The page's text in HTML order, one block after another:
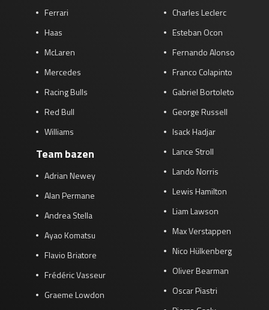
Ferrari
Haas
McLaren
Mercedes
Racing Bulls
Red Bull
Williams
Team bazen
Adrian Newey
Alan Permane
Andrea Stella
Ayao Komatsu
Flavio Briatore
Frédéric Vasseur
Graeme Lowdon
Charles Leclerc
Esteban Ocon
Fernando Alonso
Franco Colapinto
Gabriel Bortoleto
George Russell
Isack Hadjar
Lance Stroll
Lando Norris
Lewis Hamilton
Liam Lawson
Max Verstappen
Nico Hülkenberg
Oliver Bearman
Oscar Piastri